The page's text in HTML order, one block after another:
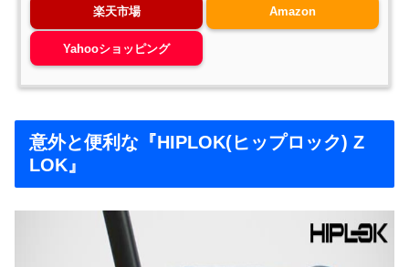
楽天市場 Amazon
Yahooショッピング
意外と便利な『HIPLOK(ヒップロック) Z
LOK』